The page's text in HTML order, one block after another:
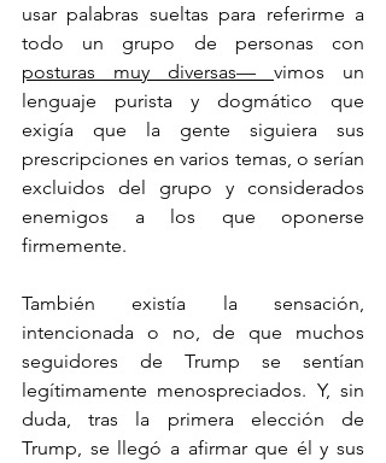
usar palabras sueltas para referirme a
posturas muy diversas— vimos un
lenguaje purista y dogmático que
exigía que la gente siguiera sus
prescripciones en varios temas, o serían
excluidos del grupo y considerados
enemigos a los que oponerse
firmemente.
También existía la sensación,
intencionada o no, de que muchos
seguidores de Trump se sentían
legítimamente menospreciados. Y, sin
duda, tras la primera elección de
Trump, se llegó a afirmar que él y sus